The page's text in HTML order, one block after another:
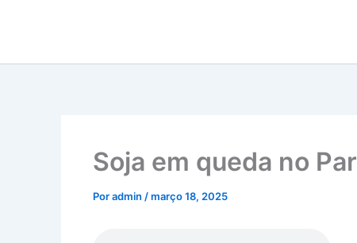
Soja em queda no
Poradmin /março 18, 2025